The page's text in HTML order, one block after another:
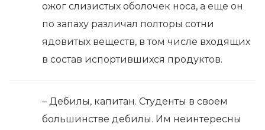
ожог слизистых оболочек носа, а еще он
по запаху различал полторы сотни
ядовитых веществ, в том числе входящих
в состав испортившихся продуктов.
– Дебилы, капитан. Студенты в своем
большинстве дебилы. Им неинтересны